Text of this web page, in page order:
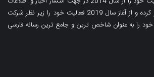
در حوزه های مختلف آغاز کرده و از آغاز سال 2019 فعالیت خود را زیر نظر شرکت
را به عنوان شاخص ترین و جامع ترین رسانه فارسی